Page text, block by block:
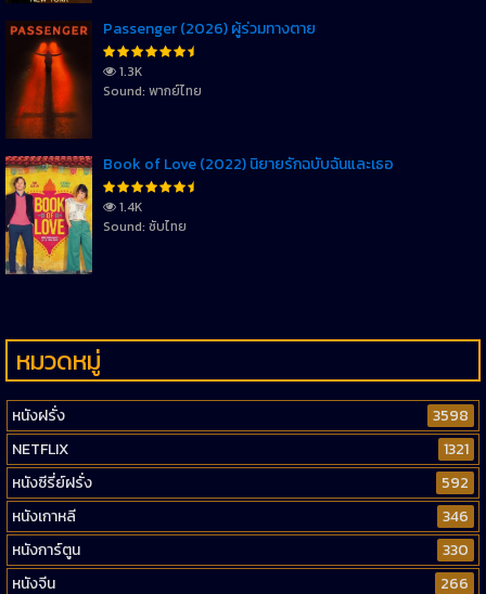
Passenger (2026) ผู้ร่วมทางตาย
1.3K
Sound: พากย์ไทย
Book of Love (2022) นิยายรักฉบับฉันและเธอ
1.4K
Sound: ซับไทย
หมวดหมู่
หนังฝรั่ง
3598
NETFLIX
1321
หนังซีรี่ย์ฝรั่ง
592
หนังเกาหลี
346
หนังการ์ตูน
330
หนังจีน
266